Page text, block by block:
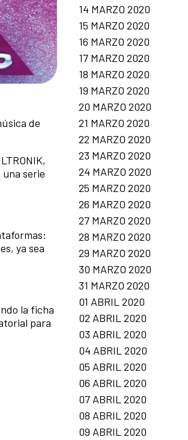
de
serie
ya sea
la ficha
para
14 MARZO 2020
15 MARZO 2020
16 MARZO 2020
17 MARZO 2020
18 MARZO 2020
19 MARZO 2020
20 MARZO 2020
21 MARZO 2020
22 MARZO 2020
23 MARZO 2020
24 MARZO 2020
25 MARZO 2020
26 MARZO 2020
27 MARZO 2020
28 MARZO 2020
29 MARZO 2020
30 MARZO 2020
31 MARZO 2020
01 ABRIL 2020
02 ABRIL 2020
03 ABRIL 2020
04 ABRIL 2020
05 ABRIL 2020
06 ABRIL 2020
07 ABRIL 2020
08 ABRIL 2020
09 ABRIL 2020